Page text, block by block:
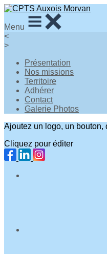
Menu
<
>
Présentation
Nos missions
Territoire
Adhérer
Contact
Galerie Photos
Ajoutez un logo, un bouton,
Cliquez pour éditer